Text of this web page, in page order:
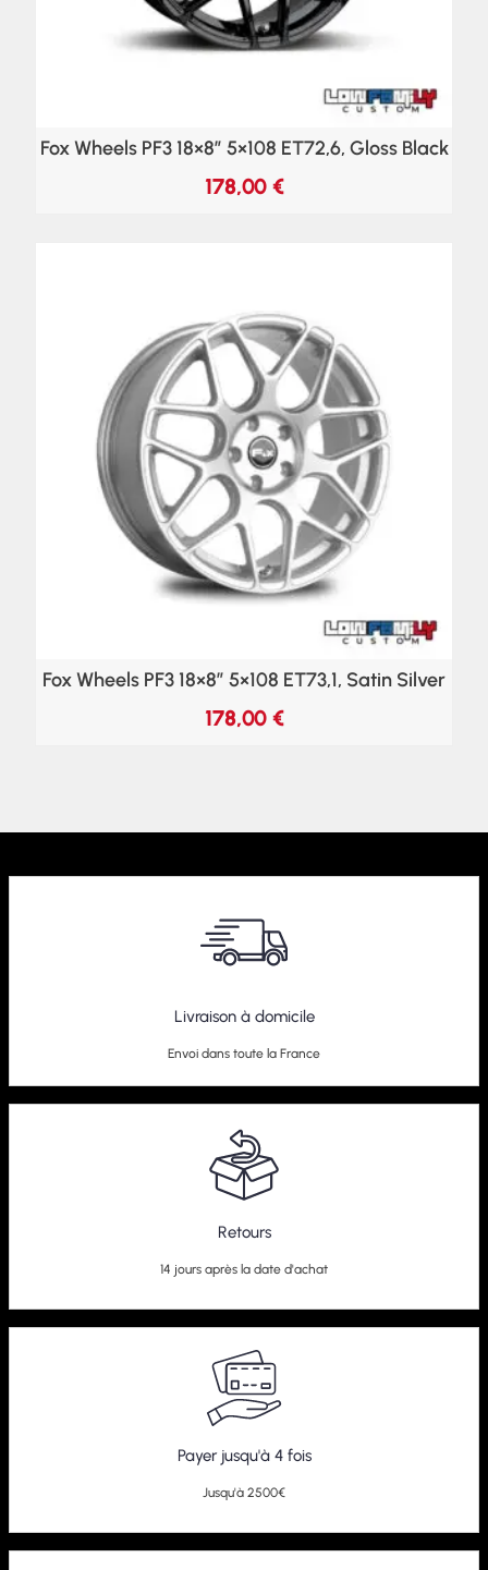
Fox Wheels PF3 18×8″ 5×108 ET72,6, Gloss Black
178,00 €
Fox Wheels PF3 18×8″ 5×108 ET73,1, Satin Silver
178,00 €
Livraison à domicile
Envoi dans toute la France
Retours
14 jours après la date d'achat
Payer jusqu'à 4 fois
Jusqu'à 2500€